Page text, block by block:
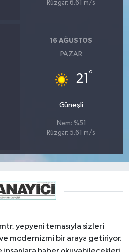
Rüzgar: 6.61 m/s
16 AĞUSTOS
PAZAR
21 °
Güneşli
Nem: %51
Rüzgar: 5.61 m/s
yepyeni temasıyla sizleri
modernizmi bir araya getiriyor.